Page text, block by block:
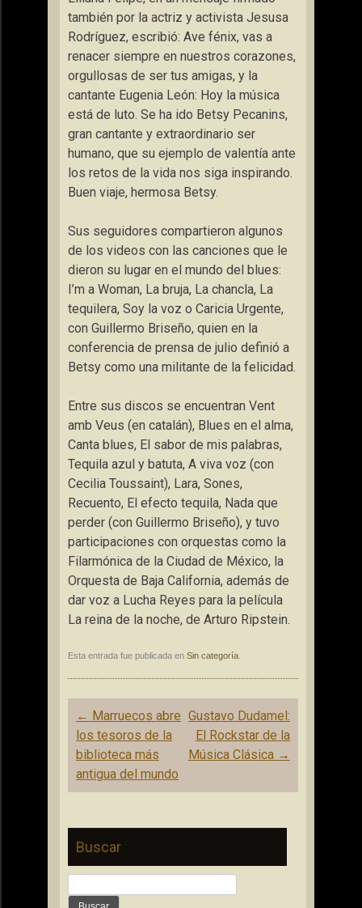
también por la actriz y activista Jesusa
Rodríguez, escribió: Ave fénix, vas a
renacer siempre en nuestros corazones,
orgullosas de ser tus amigas, y la
cantante Eugenia León: Hoy la música
está de luto. Se ha ido Betsy Pecanins,
gran cantante y extraordinario ser
humano, que su ejemplo de valentía ante
los retos de la vida nos siga inspirando.
Buen viaje, hermosa Betsy.
Sus seguidores compartieron algunos
de los videos con las canciones que le
dieron su lugar en el mundo del blues:
I’m a Woman, La bruja, La chancla, La
tequilera, Soy la voz o Caricia Urgente,
con Guillermo Briseño, quien en la
conferencia de prensa de julio definió a
Betsy como una militante de la felicidad.
Entre sus discos se encuentran Vent
amb Veus (en catalán), Blues en el alma,
Canta blues, El sabor de mis palabras,
Tequila azul y batuta, A viva voz (con
Cecilia Toussaint), Lara, Sones,
Recuento, El efecto tequila, Nada que
perder (con Guillermo Briseño), y tuvo
participaciones con orquestas como la
Filarmónica de la Ciudad de México, la
Orquesta de Baja California, además de
dar voz a Lucha Reyes para la película
La reina de la noche, de Arturo Ripstein.
Esta entrada fue publicada en Sin categoría
Navegación
de
entradas
← Marruecos abre
los tesoros de la
biblioteca más
antigua del mundo
Gustavo Dudamel:
El Rockstar de la
Música Clásica →
Buscar